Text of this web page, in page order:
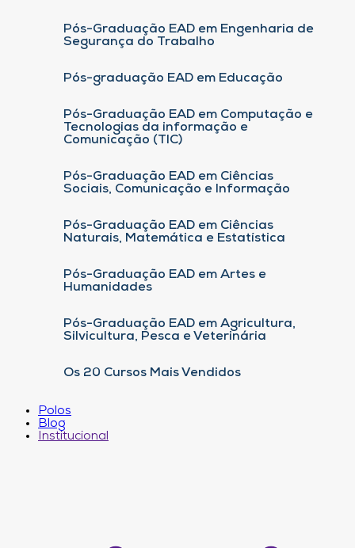
Pós-Graduação EAD em Engenharia de
Segurança do Trabalho
Pós-graduação EAD em Educação
Pós-Graduação EAD em Computação e
Tecnologias da informação e
Comunicação (TIC)
Pós-Graduação EAD em Ciências
Sociais, Comunicação e Informação
Pós-Graduação EAD em Ciências
Naturais, Matemática e Estatística
Pós-Graduação EAD em Artes e
Humanidades
Pós-Graduação EAD em Agricultura,
Silvicultura, Pesca e Veterinária
Os 20 Cursos Mais Vendidos
Polos
Blog
Institucional